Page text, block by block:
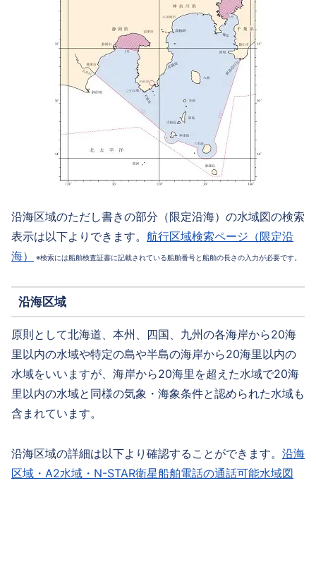
沿海区域のただし書きの部分（限定沿海）の水域図の検索
表示は以下よりできます。 航行区域検索ページ（限定沿
海）
※検索には船舶検査証書に記載されている船舶番号と船舶の長さの入力が必要です。
沿海区域
原則として北海道、本州、四国、九州の各海岸から20海
里以内の水域や特定の島や半島の海岸から20海里以内の
水域をいいますが、海岸から20海里を超えた水域で20海
里以内の水域と同様の気象・海象条件と認められた水域も
含まれています。
沿海区域の詳細は以下より確認することができます。 沿海
区域・A2水域・N-STAR衛星船舶電話の通話可能水域図